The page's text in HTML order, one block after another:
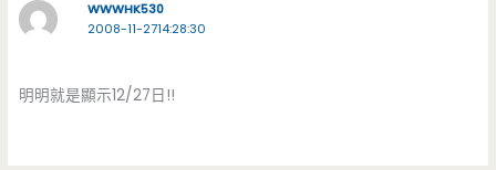
WWWHK530
2008-11-2714:28:30
明明就是顯示12/27日!!